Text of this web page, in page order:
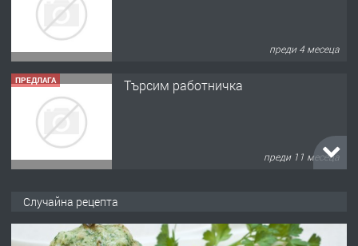
преди 4 месеца
ПРЕДЛАГА Търсим работничка
преди 11 месеца
Случайна рецепта